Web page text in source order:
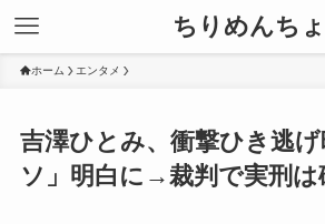
ちりめんちょ
ホーム エンタメ
吉澤ひとみ、衝撃ひき逃
ソ」明白に→裁判で実刑は